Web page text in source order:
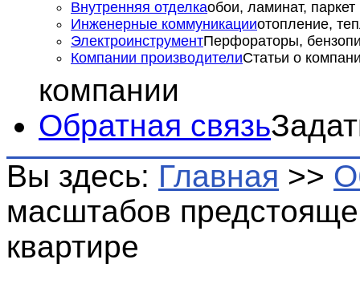
Внутренняя отделкаобои, ламинат, паркет
Инженерные коммуникацииотопление,
ЭлектроинструментПерфораторы,
Компании производителиСтатьи о
компании
Обратная связь
Вы здесь: Главная >>
масштабов
квартире